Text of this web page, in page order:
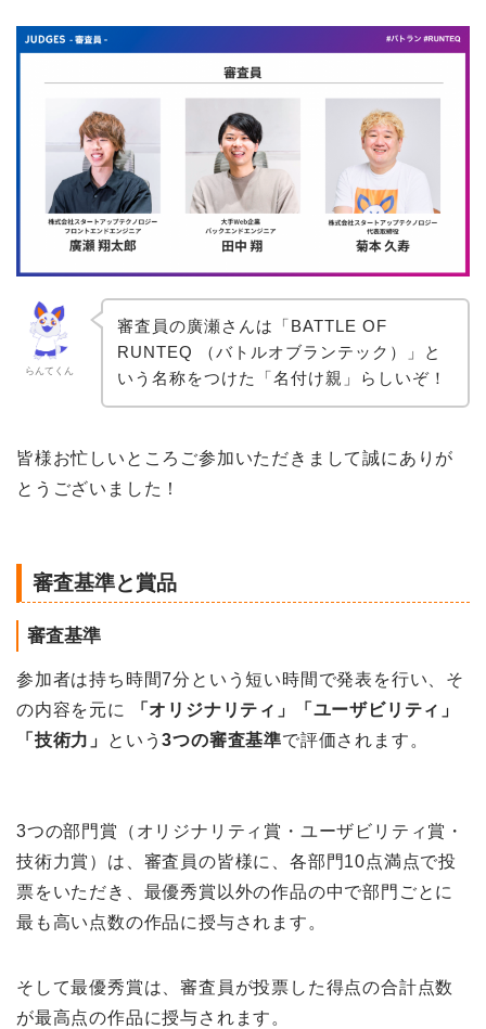
らんてくん
審査員の廣瀬さんは「BATTLE OF
RUNTEQ （バトルオブランテック）」と
いう名称をつけた「名付け親」らしいぞ！
皆様お忙しいところご参加いただきまして誠にありが
とうございました！
審査基準と賞品
審査基準
参加者は持ち時間7分という短い時間で発表を行い、そ
の内容を元に
「オリジナリティ」「ユーザビリティ」
「技術力」
という3つの審査基準で評価されます。
3つの部門賞（オリジナリティ賞・ユーザビリティ賞・
技術力賞）は、審査員の皆様に、各部門10点満点で投
票をいただき、 最優秀賞以外の作品の中で部門ごとに
最も高い点数の作品に授与されます。
そして最優秀賞は、審査員が投票した得点の合計点数
が最高点の作品に授与されます。